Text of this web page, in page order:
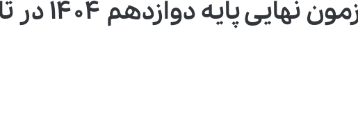
دوازدهم ۱۴۰۴ در تابستان به ۷ صبح